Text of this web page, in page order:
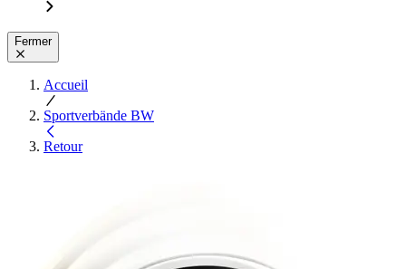
Fermer
Accueil
Sportverbände BW
Retour